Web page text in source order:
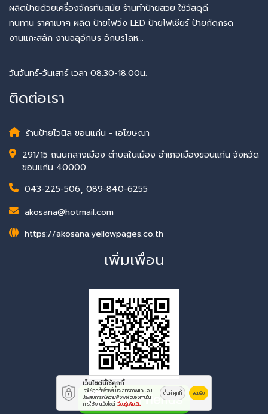
ผลิตป้ายด้วยเครื่องจักรทันสมัย ร้านทำป้ายสวย ใช้วัสดุดี
ทนทาน ราคาเบาๆ ผลิต ป้ายไฟวิ่ง LED ป้ายไฟเชียร์ ป้ายกัดกรด
งานแกะสลัก งานฉลุอักษร อักษรโลห...
วันจันทร์-วันเสาร์ เวลา 08:30-18:00น.
ติดต่อเรา
ร้านป้ายไวนิล ขอนแก่น - เอโฆษณา
291/15 ถนนกลางเมือง ตำบลในเมือง อำเภอเมืองขอนแก่น จังหวัด
ขอนแก่น 40000
043-225-506, 089-840-6255
akosana@hotmail.com
https://akosana.yellowpages.co.th
เพิ่มเพื่อน
เว็บไซต์นี้ใช้คุกกี้
เราใช้คุกกี้เพื่อเพิ่มประสิทธิภาพและมอบ
ประสบการณ์ความพึงพอใจของท่านใน
การใช้งานเว็บไซต์เรียนรู้เพิ่มเติม
ตั้งค่าคุกกี้ ยอมรับ